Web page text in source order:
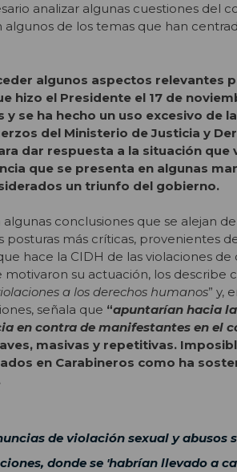
analizar algunas cuestiones del
de los temas que han
algunos aspectos relevantes
hizo el Presidente el 17 de
se ha hecho un uso excesivo de
del Ministerio de Justicia y
dar respuesta a la situación que
que se presenta en algunas
un triunfo del gobierno.
conclusiones que se alejan
más críticas, provenientes
hace la CIDH de las violaciones
motivaron su actuación, los describe
a los derechos humanos” y,
señala que “apuntarían hacia
en contra de manifestantes en el
masivas y repetitivas.
en Carabineros como ha
de violación sexual y abusos
donde se 'habrían llevado a